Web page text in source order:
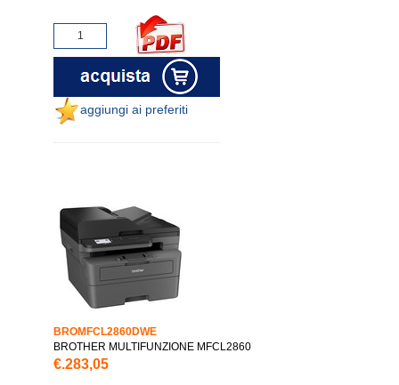
aggiungi ai preferiti
BROMFCL2860DWE
BROTHER MULTIFUNZIONE MFCL2860
€.283,05